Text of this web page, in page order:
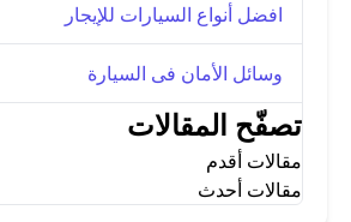
افضل أنواع السيارات للإيجار
وسائل الأمان فى السيارة
تصفّح المقالات
مقالات أقدم
مقالات أحدث